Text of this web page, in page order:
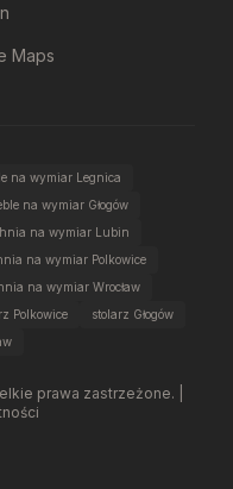
Maps
na wymiar Legnica
na wymiar Głogów
na wymiar Lubin
na wymiar Polkowice
na wymiar Wrocław
Polkowice
stolarz Głogów
prawa zastrzeżone. |